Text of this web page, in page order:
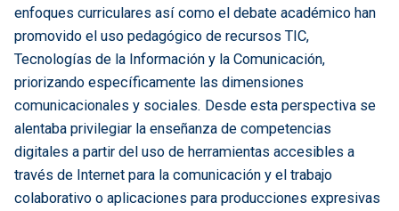
enfoques curriculares así como el debate académico han
promovido el uso pedagógico de recursos TIC,
Tecnologías de la Información y la Comunicación,
priorizando específicamente las dimensiones
comunicacionales y sociales. Desde esta perspectiva se
alentaba privilegiar la enseñanza de competencias
digitales a partir del uso de herramientas accesibles a
través de Internet para la comunicación y el trabajo
colaborativo o aplicaciones para producciones expresivas